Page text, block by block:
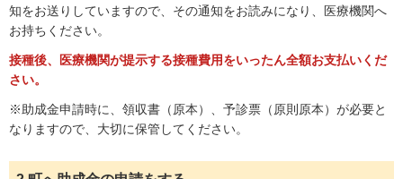
知をお送りしていますので、その通知をお読みになり、医療機関へ
お持ちください。
接種後、医療機関が提示する接種費用をいったん全額お支払いくだ
さい。
※助成金申請時に、領収書（原本）、予診票（原則原本）が必要と
なりますので、大切に保管してください。